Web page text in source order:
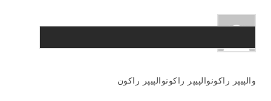
والپیپر راکونوالپیپر راکونوالپیپر راکون